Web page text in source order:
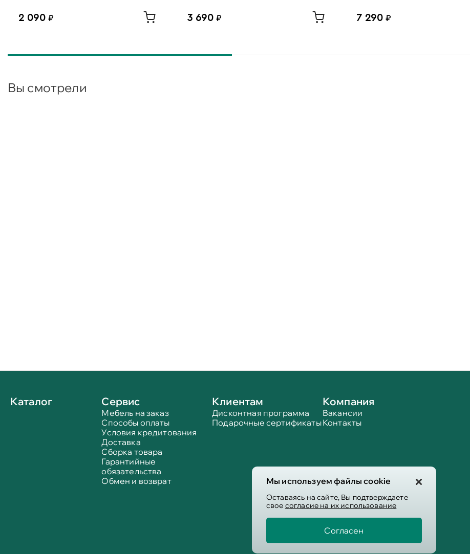
Мы используем файлы cookie
Оставаясь на сайте, Вы подтверждаете
свое согласие на их использование
Согласен
2 090 3 690 7 290
Вы смотрели
Каталог Сервис
Мебель на заказ
Способы оплаты
Условия кредитования
Доставка
Сборка товара
Гарантийные
обязательства
Обмен и возврат
Клиентам
Дисконтная программа
Подарочные сертификаты
Компания
Вакансии
Контакты